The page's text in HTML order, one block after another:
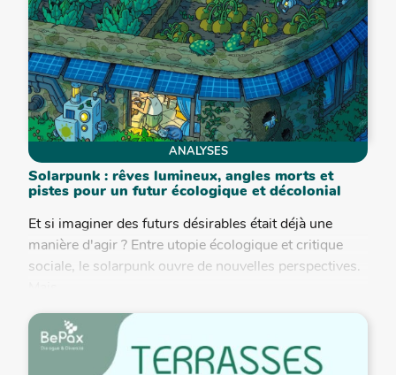
ANALYSES
Solarpunk : rêves lumineux, angles morts et
pistes pour un futur écologique et décolonial
Et si imaginer des futurs désirables était déjà une
manière d'agir ? Entre utopie écologique et critique
sociale, le solarpunk ouvre de nouvelles perspectives.